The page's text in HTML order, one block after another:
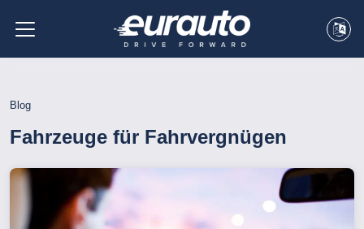
Blog
Fahrzeuge für Fahrvergnügen